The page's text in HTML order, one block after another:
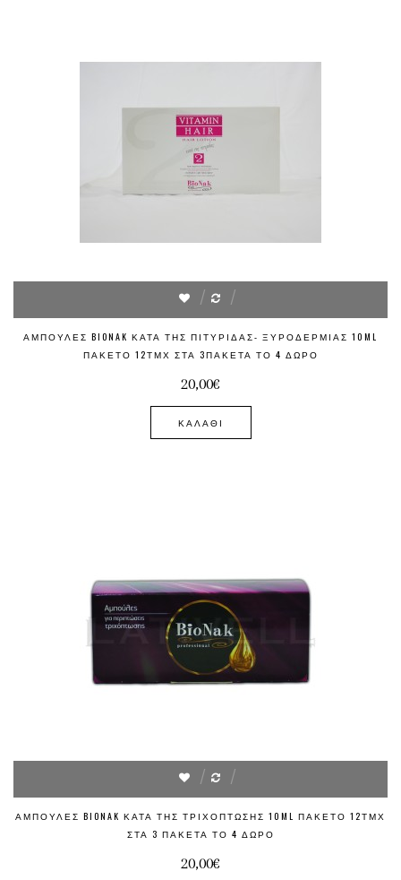
ΑΜΠΟΎΛΕΣ BIONAK ΚΑΤΆ ΤΗΣ ΠΙΤΥΡΊΔΑΣ- ΞΥΡΟΔΕΡΜΊΑΣ 10ML
ΠΑΚΈΤΟ 12ΤΜΧ ΣΤΑ 3ΠΑΚΈΤΑ ΤΟ 4 ΔΏΡΟ
20,00€
ΚΑΛΆΘΙ
ΑΜΠΟΎΛΕΣ BIONAK ΚΑΤΆ ΤΗΣ ΤΡΙΧΌΠΤΩΣΗΣ 10ML ΠΑΚΈΤΟ 12ΤΜΧ
ΣΤΑ 3 ΠΑΚΈΤΑ ΤΟ 4 ΔΏΡΟ
20,00€